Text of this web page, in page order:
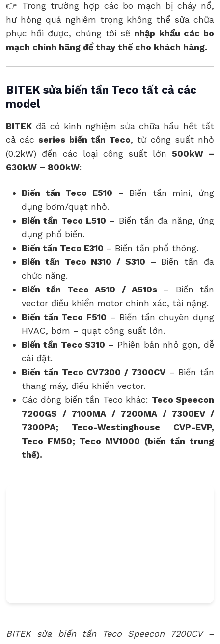
👉 Trong trường hợp các bo mạch bị cháy nổ,
hư hỏng quá nghiêm trọng không thể sửa chữa
phục hồi được, chúng tôi sẽ nhập khẩu các bo
mạch chính hãng để thay thế cho khách hàng.
BITEK sửa biến tần Teco tất cả các
model
BITEK đã có kinh nghiệm sửa chữa hầu hết tất
cả các series biến tần Teco, từ công suất nhỏ
(0.2kW) đến các loại công suất lớn500kW –
630kW – 800kW:
Biến tần Teco E510 – Biến tần mini, ứng
dụng bơm/quạt nhỏ.
Biến tần Teco L510 – Biến tần đa năng, ứng
dụng phổ biến.
Biến tần Teco E310 – Biến tần phổ thông.
Biến tần Teco N310 / S310 – Biến tần đa
chức năng.
Biến tần Teco A510 / A510s– Biến tần
vector điều khiển motor chính xác, tải nặng.
Biến tần Teco F510 – Biến tần chuyên dụng
HVAC, bơm – quạt công suất lớn.
Biến tần Teco S310 – Phiên bản nhỏ gọn, dễ
cài đặt.
Biến tần Teco CV7300 / 7300CV– Biến tần
thang máy, điều khiển vector.
Các dòng biến tần Teco khác: Teco Speecon
7200GS / 7100MA / 7200MA / 7300EV /
7300PA; Teco-Westinghouse CVP-EVP,
Teco FM50; Teco MV1000 (biến tần trung
thế).
BITEK sửa biến tần Teco Speecon 7200CV –